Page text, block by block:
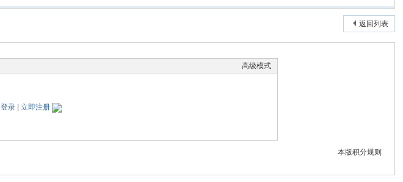
返回列表
高级模式
登录| 立即注册
本版积分规则